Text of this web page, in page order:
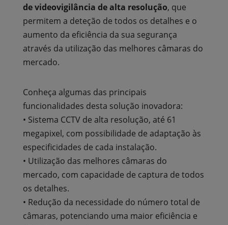
de videovigilância de alta resolução, que
permitem a deteção de todos os detalhes e o
aumento da eficiência da sua segurança
através da utilização das melhores câmaras do
mercado.
Conheça algumas das principais
funcionalidades desta solução inovadora:
• Sistema CCTV de alta resolução, até 61
megapixel, com possibilidade de adaptação às
especificidades de cada instalação.
• Utilização das melhores câmaras do
mercado, com capacidade de captura de todos
os detalhes.
• Redução da necessidade do número total de
câmaras, potenciando uma maior eficiência e